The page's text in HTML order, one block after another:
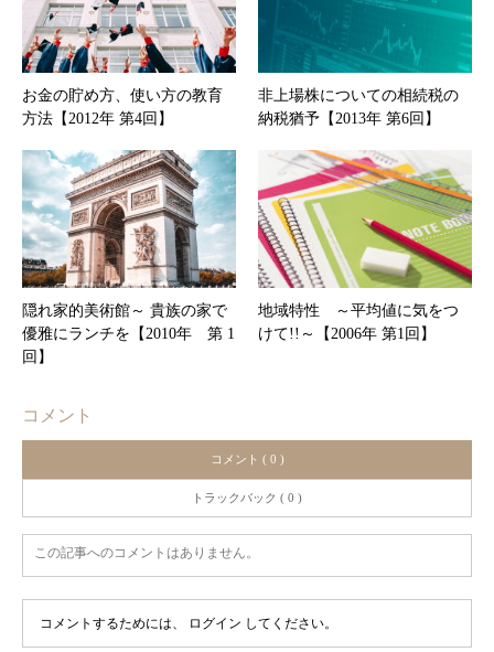
お金の貯め方、使い方の教育
方法【2012年 第4回】
非上場株についての相続税の
納税猶予【2013年 第6回】
隠れ家的美術館～ 貴族の家で
優雅にランチを【2010年 第 1
回】
地域特性 ～平均値に気をつ
けて!!～【2006年 第1回】
コメント
コメント ( 0 )
トラックバック ( 0 )
この記事へのコメントはありません。
コメントするためには、 ログイン してください。